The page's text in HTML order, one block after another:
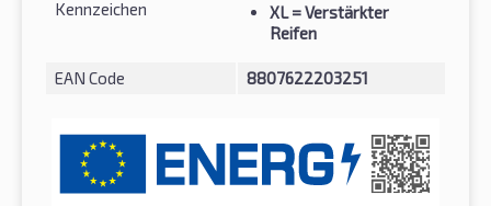
Kennzeichen
XL= Verstärkter
Reifen
EAN Code 8807622203251